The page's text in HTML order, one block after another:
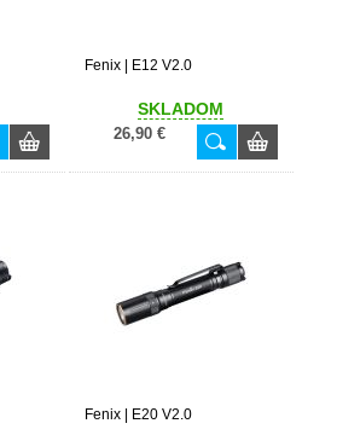
Fenix | E12 V2.0
SKLADOM
26,90 €
Fenix | E20 V2.0